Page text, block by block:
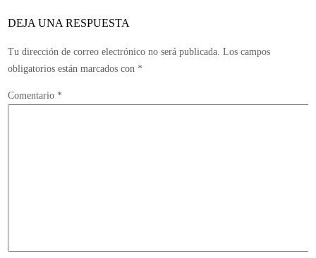
trilogía
DEJA UNA RESPUESTA
Tu dirección de correo electrónico no será publicada. Los campos
obligatorios están marcados con *
Comentario *